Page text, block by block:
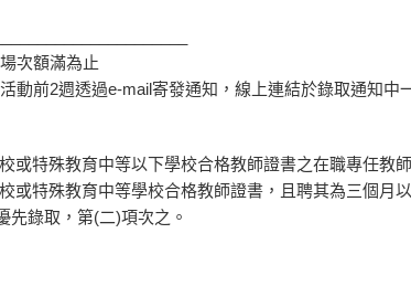
次額滿為止
動前2週透過e-mail寄發通知，線上連結於錄取通知中
或特殊教育中等以下學校合格教師證書之在職專任教師
或特殊教育中等學校合格教師證書，且聘其為三個月
錄取，第(二)項次之。